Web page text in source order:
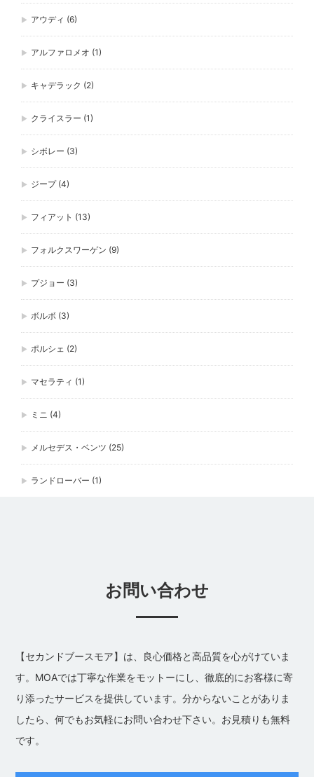
アウディ (6)
アルファロメオ (1)
キャデラック (2)
クライスラー (1)
シボレー (3)
ジープ(4)
フィアット (13)
フォルクスワーゲン (9)
プジョー (3)
ボルボ (3)
ポルシェ (2)
マセラティ (1)
ミニ (4)
メルセデス・ベンツ (25)
ランドローバー (1)
お問い合わせ
【セカンドブースモア】は、良心価格と高品質を心がけていま
す。MOAでは丁寧な作業をモットーにし、徹底的にお客様に寄
り添ったサービスを提供しています。分からないことがありま
したら、何でもお気軽にお問い合わせ下さい。お見積りも無料
です。